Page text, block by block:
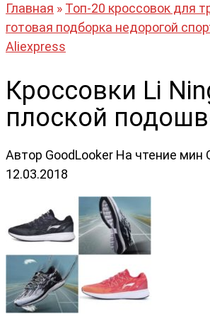
Главная » Топ-20 кроссовок для
готовая подборка недорогой
Aliexpress
Кроссовки Li
плоской
Автор GoodLooker На чтение мин
12.03.2018